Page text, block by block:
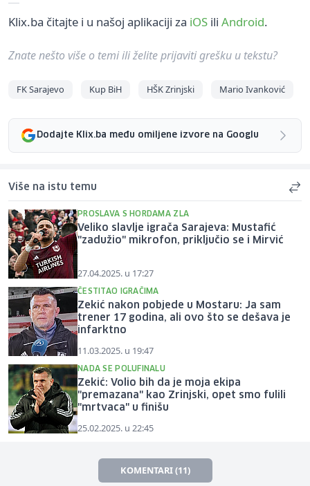
Klix.ba čitajte i u našoj aplikaciji za iOS ili Android.
Znate nešto više o temi ili želite prijaviti grešku u tekstu?
FK Sarajevo Kup BiH HŠK Zrinjski Mario Ivanković
Dodajte Klix.ba među omiljene izvore na Googlu
Više na istu temu
PROSLAVA S HORDAMA ZLA
Veliko slavlje igrača Sarajeva: Mustafić
"zadužio" mikrofon, priključio se i Mirvić
27.04.2025. u 17:27
ČESTITAO IGRAČIMA
Zekić nakon pobjede u Mostaru: Ja sam
trener 17 godina, ali ovo što se dešava je
infarktno
11.03.2025. u 19:47
NADA SE POLUFINALU
Zekić: Volio bih da je moja ekipa
"premazana" kao Zrinjski, opet smo fulili
"mrtvaca" u finišu
25.02.2025. u 22:45
KOMENTARI (11)